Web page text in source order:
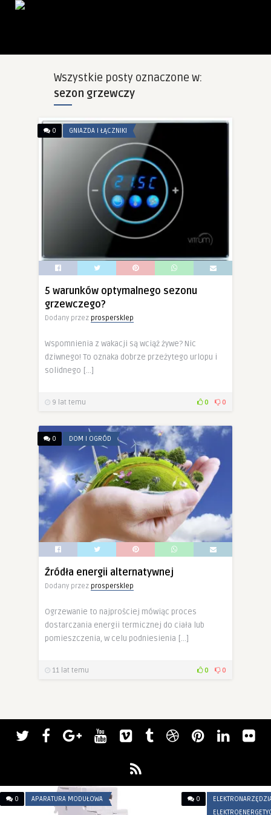
Wszystkie posty oznaczone w:
sezon grzewczy
0 GNIAZDA I ŁĄCZNIKI
5 warunków optymalnego sezonu
grzewczego?
Dodany przez prospersklep
Wspomnienia z wakacji są wciąż żywe? Nic
dziwnego! To oznaka dobrze przeżytego urlopu i
solidnego […]
9 lat temu 0 0
0 DOM I OGRÓD
Źródła energii alternatywnej
Dodany przez prospersklep
Ogrzewanie to najprościej mówiąc proces
dostarczania energii termicznej do ciała lub
pomieszczenia, w celu podniesienia […]
11 lat temu 0 0
0 APARATURA MODUŁOWA 0